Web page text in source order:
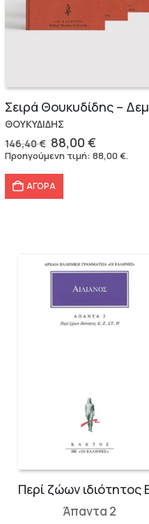
ΘΟΥΚΥΔΙΔΗΣ
146,40€ Original
price
146,40 €.
88,00€
τρέχουσα
Προηγούμενη τιμή:88,00€.
ΑΓΟΡΑ
Άπαντα 2